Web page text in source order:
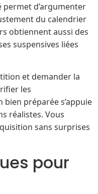
permet d’argumenter
du calendrier
obtiennent aussi des
suspensives liées
et demander la
les
préparée s’appuie
réalistes. Vous
sans surprises
pour